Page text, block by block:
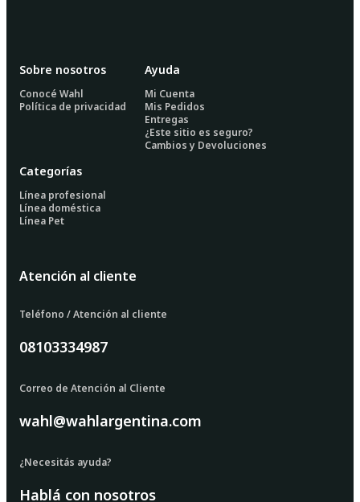
Sobre nosotros
Conocé Wahl
Política de privacidad
Ayuda
Mi Cuenta
Mis Pedidos
Entregas
¿Este sitio es seguro?
Cambios y Devoluciones
Categorías
Línea profesional
Línea doméstica
Línea Pet
Atención al cliente
Teléfono / Atención al cliente
08103334987
Correo de Atención al Cliente
wahl@wahlargentina.com
¿Necesitás ayuda?
Hablá con nosotros